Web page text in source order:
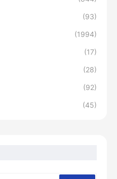
(93)
(1994)
(17)
(28)
(92)
(45)